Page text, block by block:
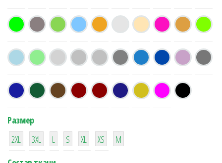
Размер
38
2XL
16
3XL
42
L
42
S
42
XL XS
М